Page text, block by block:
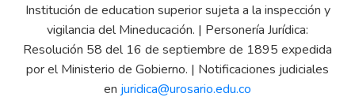
Institución de education superior sujeta a la inspección y
vigilancia del Mineducación. | Personería Jurídica:
Resolución 58 del 16 de septiembre de 1895 expedida
por el Ministerio de Gobierno. | Notificaciones judiciales
en juridica@urosario.edu.co